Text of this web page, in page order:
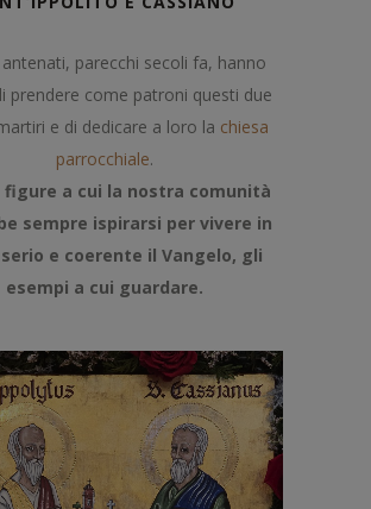
parecchi secoli fa, hanno
prendere come patroni questi due
e di dedicare a loro la chiesa
parrocchiale.
figure a cui la nostra comunità
sempre ispirarsi per vivere in
e coerente il Vangelo, gli
esempi a cui guardare.